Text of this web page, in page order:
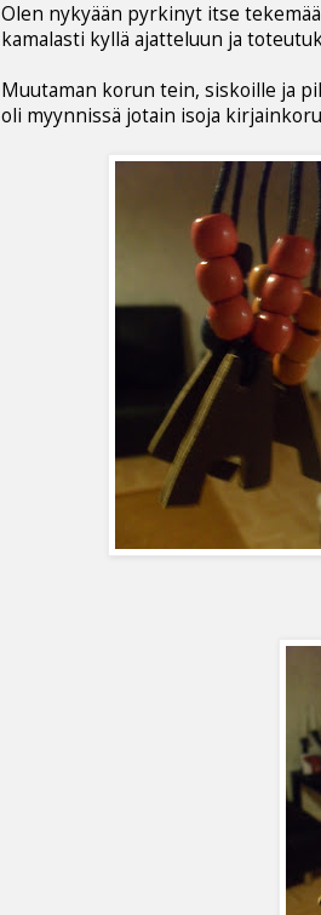
Olen nykyään pyrkinyt itse
kamalasti kyllä ajatteluun ja
Muutaman korun tein, siskoille ja
oli myynnissä jotain isoja